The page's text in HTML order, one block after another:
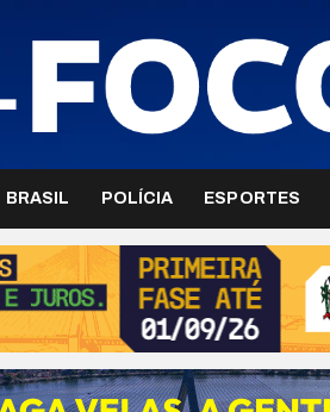
BRASIL POLÍCIA ESPORTES